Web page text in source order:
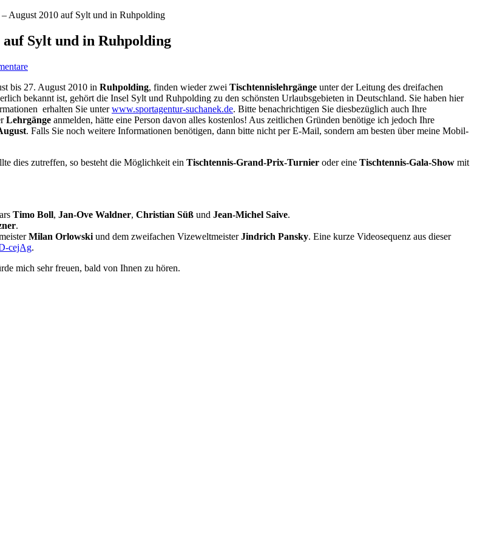
August 2010 auf Sylt und in Ruhpolding
Sylt und in Ruhpolding
bis 27. August 2010 in Ruhpolding, finden wieder zwei Tischtennislehrgänge unter der Leitung des dreifachen
bekannt ist, gehört die Insel Sylt und Ruhpolding zu den schönsten Urlaubsgebieten in Deutschland. Sie haben hier
erhalten Sie unterwww.sportagentur-suchanek.de. Bitte benachrichtigen Sie diesbezüglich auch Ihre
Lehrgänge anmelden, hätte eine Person davon alles kostenlos! Aus zeitlichen Gründen benötige ich jedoch Ihre
. Falls Sie noch weitere Informationen benötigen, dann bitte nicht per E-Mail, sondern am besten über meine Mobil-
dies zutreffen, so besteht die Möglichkeit ein Tischtennis-Grand-Prix-Turnier oder eine Tischtennis-Gala-Show mit
Timo Boll, Jan-Ove Waldner, Christian Süß und Jean-Michel Saive.
.
Milan Orlowski und dem zweifachen VizeweltmeisterJindrich Pansky. Eine kurze Videosequenz aus dieser
cejAg.
mich sehr freuen, bald von Ihnen zu hören.